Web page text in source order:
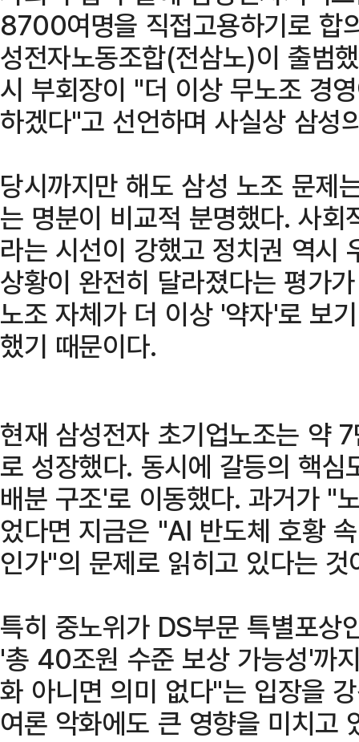
8700여명을 직접고용하기로 합
성전자노동조합(전삼노)이 출범
시 부회장이 "더 이상 무노조 경
하겠다"고 선언하며 사실상 삼성
당시까지만 해도 삼성 노조 문제
는 명분이 비교적 분명했다. 사
라는 시선이 강했고 정치권 역시
상황이 완전히 달라졌다는 평가
노조 자체가 더 이상 '약자'로 보
했기 때문이다.
현재 삼성전자 초기업노조는 약
로 성장했다. 동시에 갈등의 핵
배분 구조'로 이동했다. 과거가 "
었다면 지금은 "AI 반도체 호황
인가"의 문제로 읽히고 있다는 것
특히 중노위가 DS부문 특별포상
'총 40조원 수준 보상 가능성'까
화 아니면 의미 없다"는 입장을
여론 악화에도 큰 영향을 미치고